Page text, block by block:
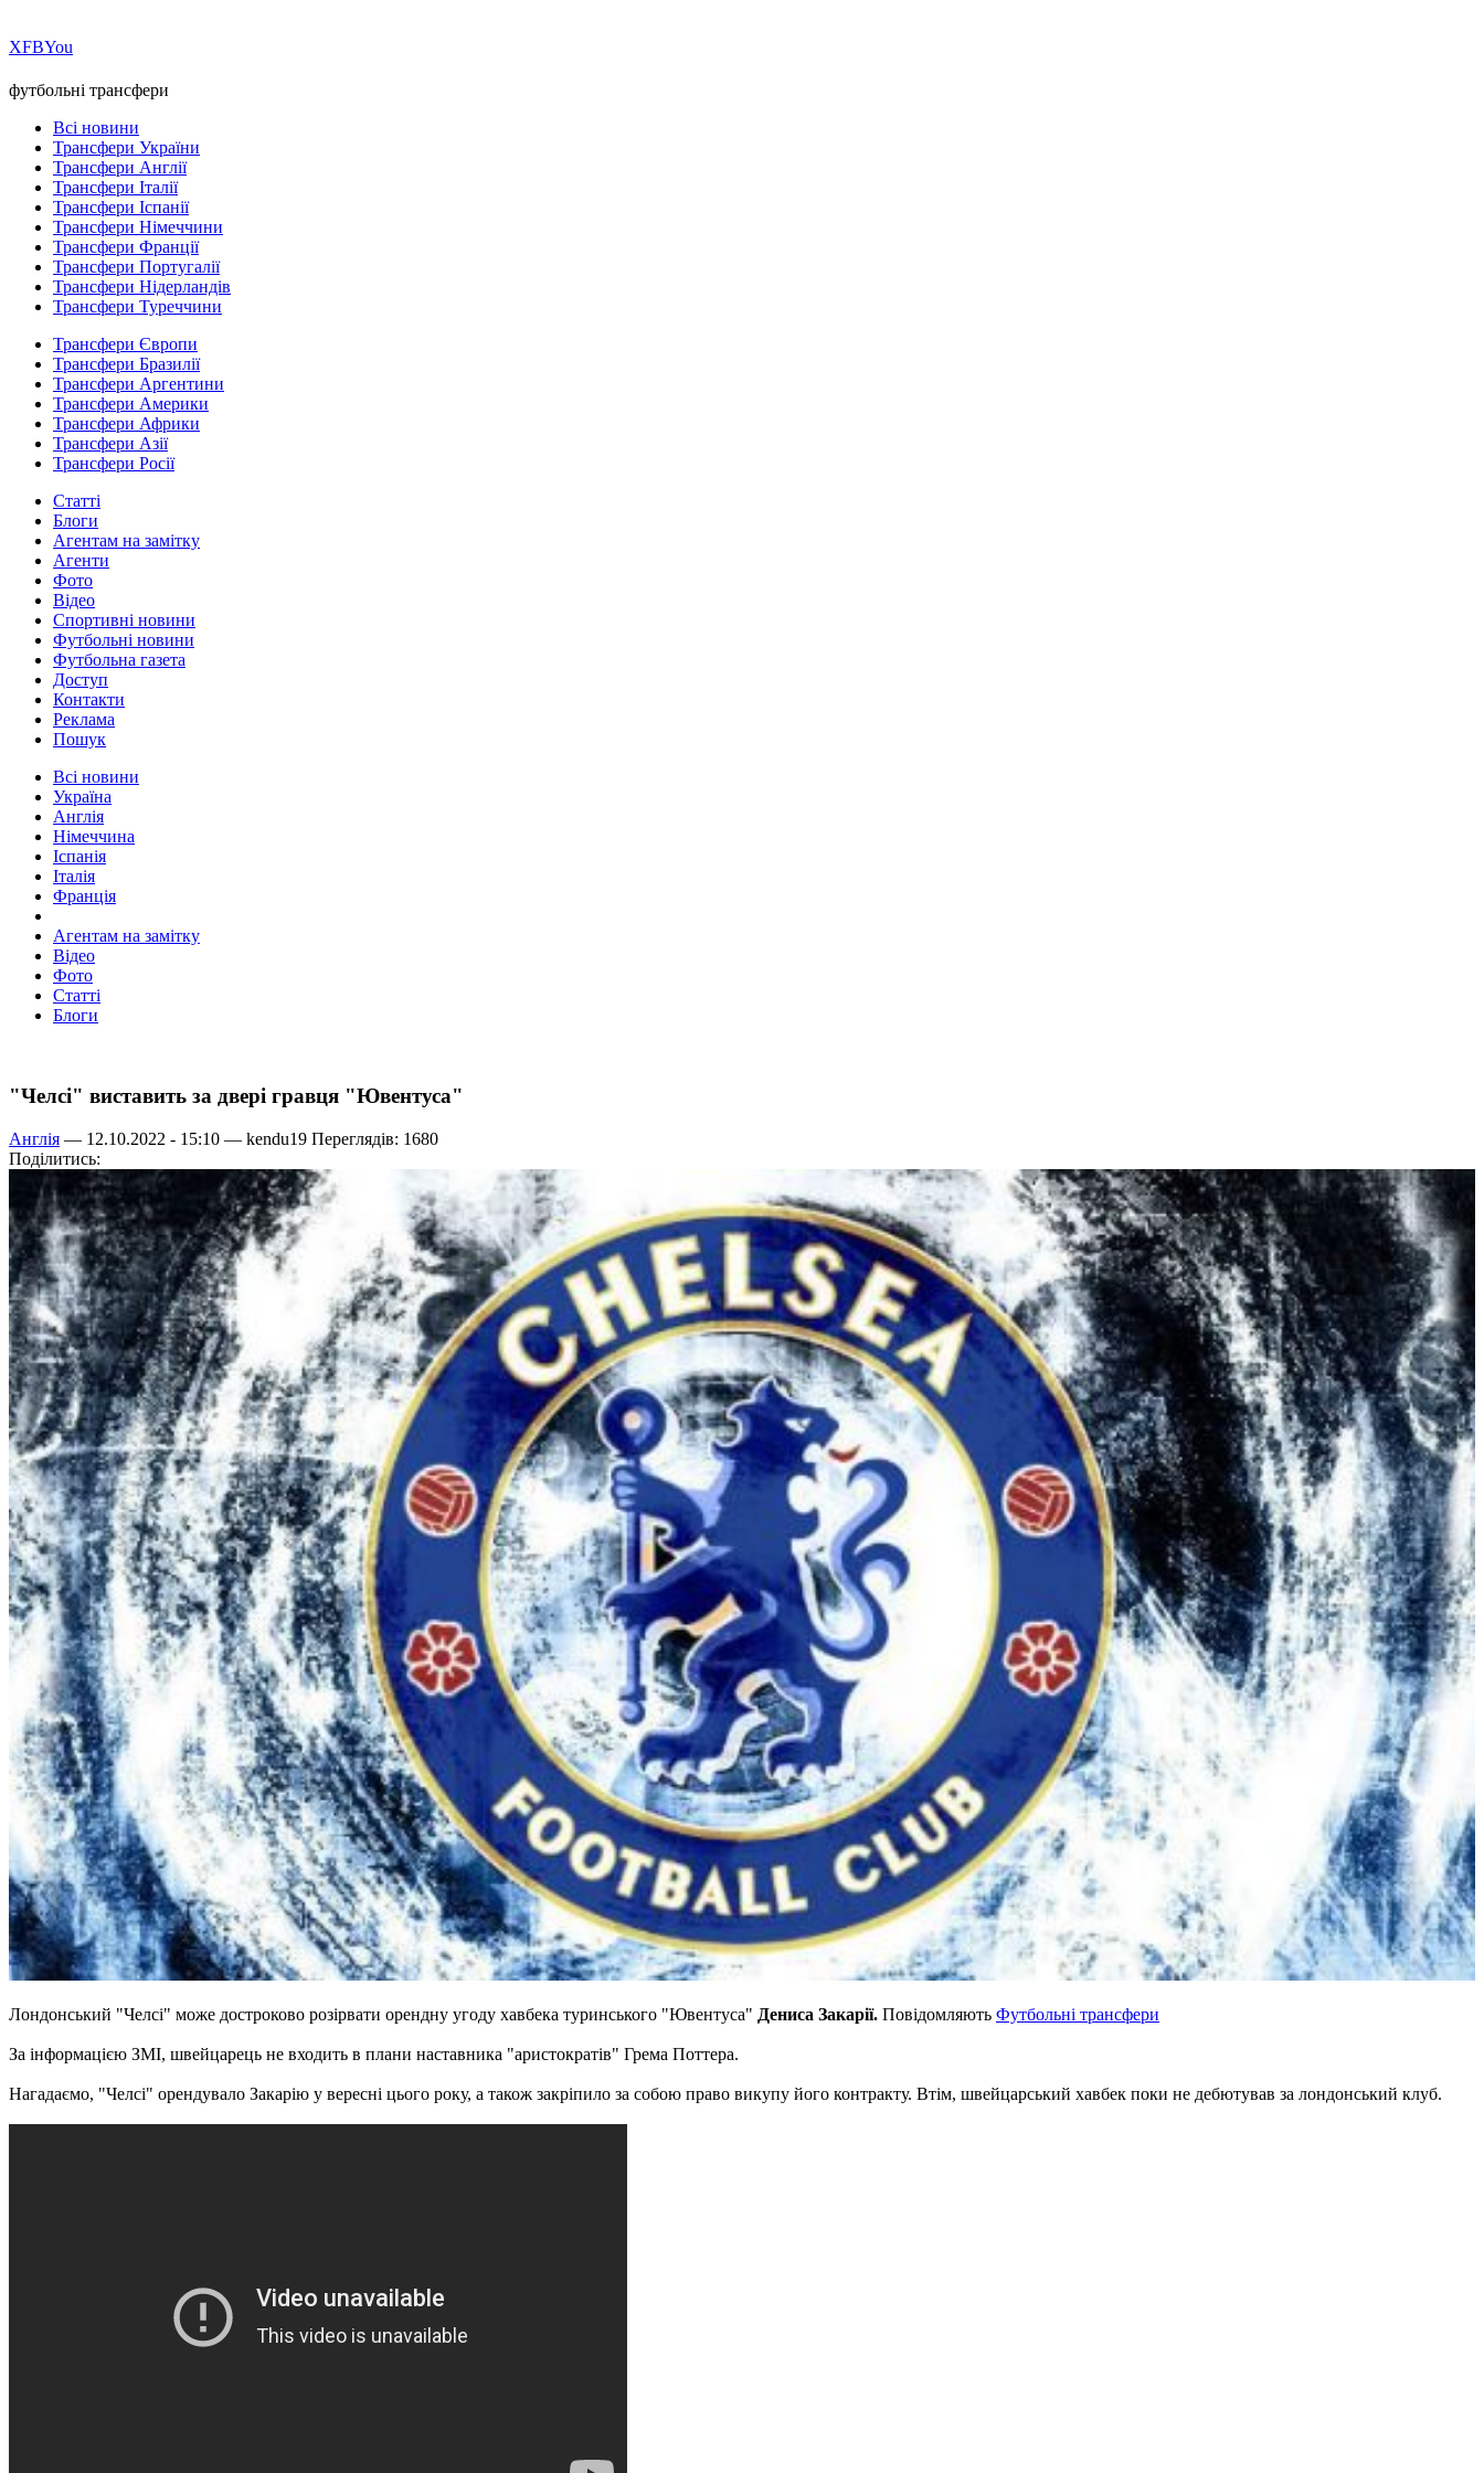
ХFBYou
футбольні трансфери
Всі новини
Трансфери України
Трансфери Англії
Трансфери Італії
Трансфери Іспанії
Трансфери Німеччини
Трансфери Франції
Трансфери Португалії
Трансфери Нідерландів
Трансфери Туреччини
Трансфери Європи
Трансфери Бразилії
Трансфери Аргентини
Трансфери Америки
Трансфери Африки
Трансфери Азії
Трансфери Росії
Статті
Блоги
Агентам на замітку
Агенти
Фото
Відео
Спортивні новини
Футбольні новини
Футбольна газета
Доступ
Контакти
Реклама
Пошук
Всі новини
Україна
Англія
Німеччина
Іспанія
Італія
Франція
Агентам на замітку
Відео
Фото
Статті
Блоги
"Челсі" виставить за двері гравця "Ювентуса"
Англія — 12.10.2022 - 15:10 — kendu19 Переглядів: 1680
Поділитись:
Лондонський "Челсі" може достроково розірвати орендну угоду хавбека туринського "Ювентуса" Дениса Закарії. Повідомляють Футбольні трансфери
За інформацією ЗМІ, швейцарець не входить в плани наставника "аристократів" Грема Поттера.
Нагадаємо, "Челсі" орендувало Закарію у вересні цього року, а також закріпило за собою право викупу його контракту. Втім, швейцарський хавбек поки не дебютував за лондонський клуб.